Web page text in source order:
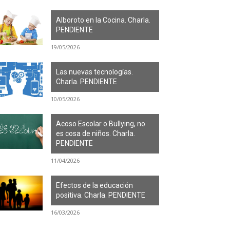
Alboroto en la Cocina. Charla.
PENDIENTE
19/05/2026
Las nuevas tecnologías.
Charla. PENDIENTE
10/05/2026
Acoso Escolar o Bullying, no
es cosa de niños. Charla.
PENDIENTE
11/04/2026
Efectos de la educación
positiva. Charla. PENDIENTE
16/03/2026